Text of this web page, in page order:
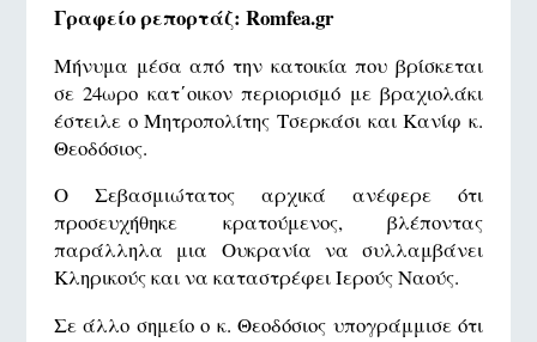
Γραφείο ρεπορτάζ: Romfea.gr
Μήνυμα μέσα από την κατοικία που βρίσκεται
σε 24ωρο κατ΄οικον περιορισμό με βραχιολάκι
έστειλε ο Μητροπολίτης Τσερκάσι και Κανίφ κ.
Θεοδόσιος.
Ο Σεβασμιώτατος αρχικά ανέφερε ότι
προσευχήθηκε κρατούμενος, βλέποντας
παράλληλα μια Ουκρανία να συλλαμβάνει
Κληρικούς και να καταστρέφει Ιερούς Ναούς.
Σε άλλο σημείο ο κ. Θεοδόσιος υπογράμμισε ότι